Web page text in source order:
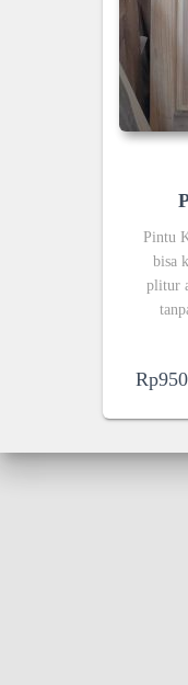
Pintu
bisa
plitur
Rp